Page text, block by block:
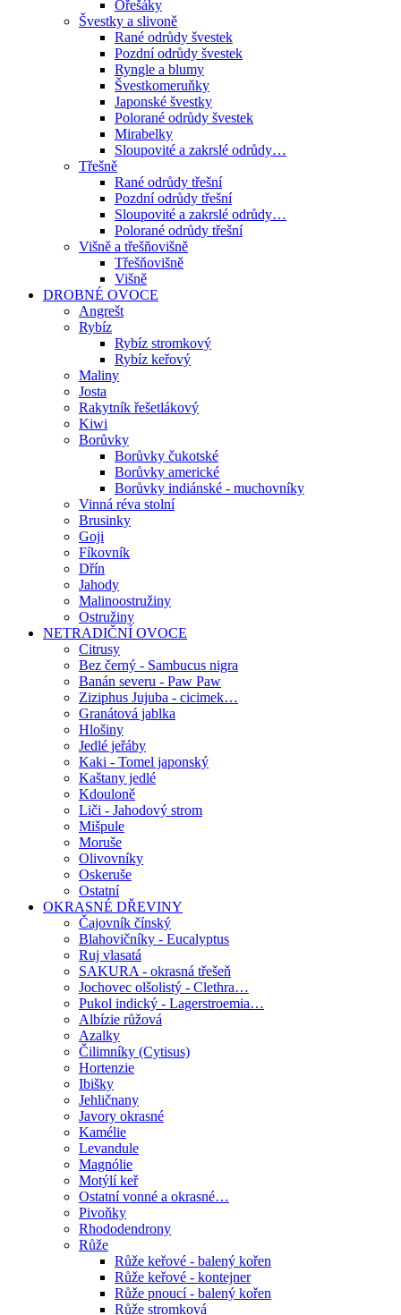
Ořešáky
Švestky a slivoně
Rané odrůdy švestek
Pozdní odrůdy švestek
Ryngle a blumy
Švestkomeruňky
Japonské švestky
Polorané odrůdy švestek
Mirabelky
Sloupovité a zakrslé odrůdy…
Třešně
Rané odrůdy třešní
Pozdní odrůdy třešní
Sloupovité a zakrslé odrůdy…
Polorané odrůdy třešní
Višně a třešňovišně
Třešňovišně
Višně
DROBNÉ OVOCE
Angrešt
Rybíz
Rybíz stromkový
Rybíz keřový
Maliny
Josta
Rakytník řešetlákový
Kiwi
Borůvky
Borůvky čukotské
Borůvky americké
Borůvky indiánské - muchovníky
Vinná réva stolní
Brusinky
Goji
Fíkovník
Dřín
Jahody
Malinoostružiny
Ostružiny
NETRADIČNÍ OVOCE
Citrusy
Bez černý - Sambucus nigra
Banán severu - Paw Paw
Ziziphus Jujuba - cicimek…
Granátová jablka
Hlošiny
Jedlé jeřáby
Kaki - Tomel japonský
Kaštany jedlé
Kdouloně
Liči - Jahodový strom
Mišpule
Moruše
Olivovníky
Oskeruše
Ostatní
OKRASNÉ DŘEVINY
Čajovník čínský
Blahovičníky - Eucalyptus
Ruj vlasatá
SAKURA - okrasná třešeň
Jochovec olšolistý - Clethra…
Pukol indický - Lagerstroemia…
Albízie růžová
Azalky
Čilimníky (Cytisus)
Hortenzie
Ibišky
Jehličnany
Javory okrasné
Kamélie
Levandule
Magnólie
Motýlí keř
Ostatní vonné a okrasné…
Pivoňky
Rhododendrony
Růže
Růže keřové - balený kořen
Růže keřové - kontejner
Růže pnoucí - balený kořen
Růže stromková